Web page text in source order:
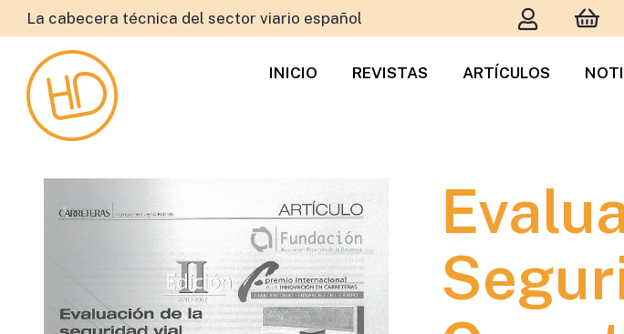
La cabecera técnica del sector viario español
INICIO REVISTAS ARTÍCULOS